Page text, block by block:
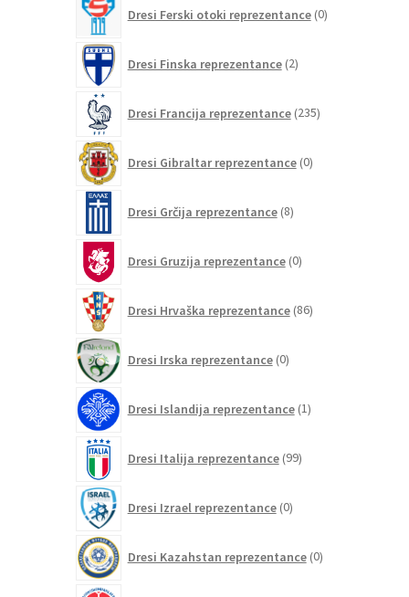
Dresi Ferski otoki reprezentance 0izdelkov
Dresi Finska reprezentance 2izdelka
Dresi Francija reprezentance 235izdelkov
Dresi Gibraltar reprezentance 0izdelkov
Dresi Grčija reprezentance 8izdelkov
Dresi Gruzija reprezentance 0izdelkov
Dresi Hrvaška reprezentance 86izdelkov
Dresi Irska reprezentance 0izdelkov
Dresi Islandija reprezentance 1izdelek
Dresi Italija reprezentance 99izdelkov
Dresi Izrael reprezentance 0izdelkov
Dresi Kazahstan reprezentance 0izdelkov